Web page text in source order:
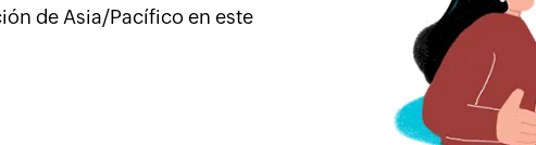
de Asia/Pacífico en este